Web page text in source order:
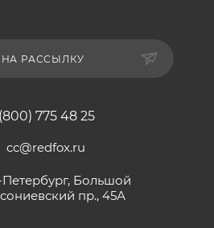
РАССЫЛКУ
775 48 25
cc@redfox.ru
Большой
пр., 45А